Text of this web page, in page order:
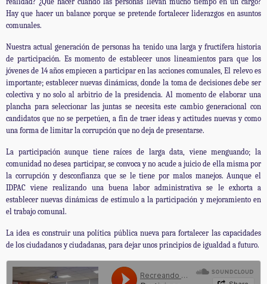
Hay que hacer un balance porque se pretende fortalecer liderazgos en asuntos
comunales.
Nuestra actual generación de personas ha tenido una larga y fructífera historia
de participación. Es momento de establecer unos lineamientos para que los
jóvenes de 14 años empiecen a participar en las acciones comunales, El relevo es
importante; establecer nuevas dinámicas, donde la toma de decisiones debe ser
colectiva y no solo al arbitrio de la presidencia. Al momento de elaborar una
plancha para seleccionar las juntas se necesita este cambio generacional con
candidatos que no se perpetúen, a fin de traer ideas y actitudes nuevas y como
una forma de limitar la corrupción que no deja de presentarse.
La participación aunque tiene raíces de larga data, viene menguando; la
comunidad no desea participar, se convoca y no acude a juicio de ella misma por
la corrupción y desconfianza que se le tiene por malos manejos. Aunque el
IDPAC viene realizando una buena labor administrativa se le exhorta a
establecer nuevas dinámicas de estímulo a la participación y mejoramiento en
el trabajo comunal.
La idea es construir una política pública nueva para fortalecer las capacidades
de los ciudadanos y ciudadanas, para dejar unos principios de igualdad a futuro.